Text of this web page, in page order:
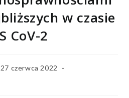
w czasie
CoV-2
27 czerwca 2022